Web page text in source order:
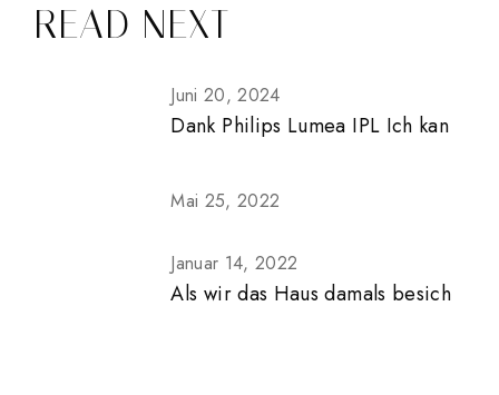
READ NEXT
Juni 20, 2024
Dank Philips Lumea IPL Ich kan
Mai 25, 2022
Januar 14, 2022
Als wir das Haus damals besich